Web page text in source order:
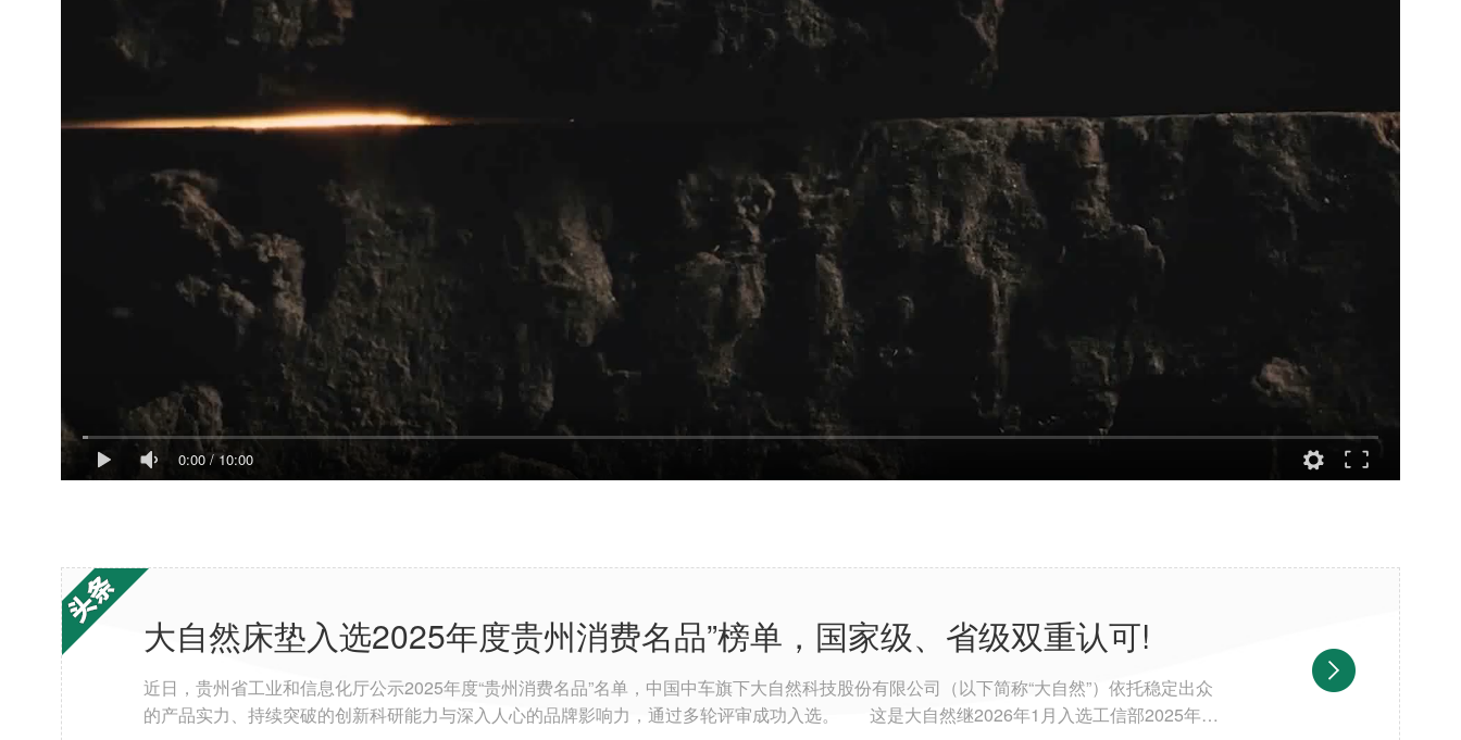
0:00/10:00
大自然床垫入选2025年度贵州消费名品”榜单，国家级、省级双重认可!
近日，贵州省工业和信息化厅公示2025年度“贵州消费名品”名单，中国中车旗下大自然科技股份有限公司（以下简称“大自然”）依托稳定出众
的产品实力、持续突破的创新科研能力与深入人心的品牌影响力，通过多轮评审成功入选。 这是大自然继2026年1月入选工信部2025年度